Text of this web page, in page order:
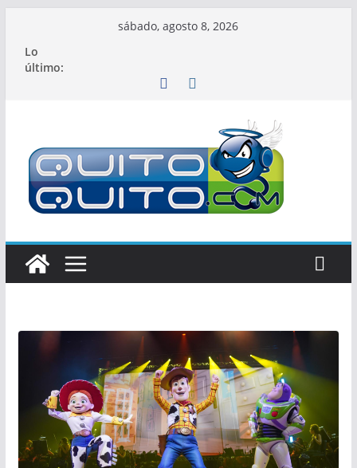
contenido
sábado, agosto 8, 2026
Lo
último: